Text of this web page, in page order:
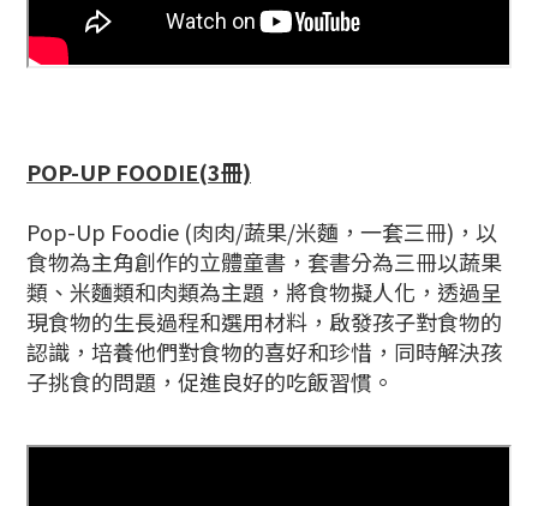
POP-UP FOODIE(3冊)
Pop-Up Foodie (肉肉/蔬果/米麵，一套三冊)，以
食物為主角創作的立體童書，套書分為三冊以蔬果
類、米麵類和肉類為主題，將食物擬人化，透過呈
現食物的生長過程和選用材料，啟發孩子對食物的
認識，培養他們對食物的喜好和珍惜，同時解決孩
子挑食的問題，促進良好的吃飯習慣。